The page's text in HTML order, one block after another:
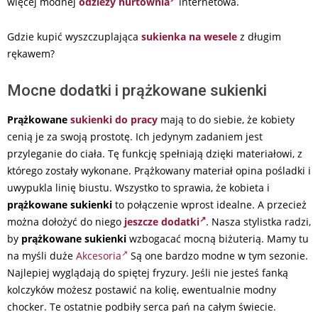
Gdzie kupić wyszczuplająca sukienka na wesele z długim
rękawem?
Mocne dodatki i prążkowane sukienki
Prążkowane sukienki do pracy mają to do siebie, że kobiety
cenią je za swoją prostotę. Ich jedynym zadaniem jest
przyleganie do ciała. Tę funkcję spełniają dzięki materiałowi, z
którego zostały wykonane. Prążkowany materiał opina pośladki i
uwypukla linię biustu. Wszystko to sprawia, że kobieta i
prążkowane sukienki to połączenie wprost idealne. A przecież
można dołożyć do niego jeszcze dodatki . Nasza stylistka radzi,
by prążkowane sukienki wzbogacać mocną biżuterią. Mamy tu
na myśli duże Akcesoria
Są one bardzo modne w tym sezonie.
Najlepiej wyglądają do spiętej fryzury. Jeśli nie jesteś fanką
kolczyków możesz postawić na kolię, ewentualnie modny
chocker. Te ostatnie podbiły serca pań na całym świecie.